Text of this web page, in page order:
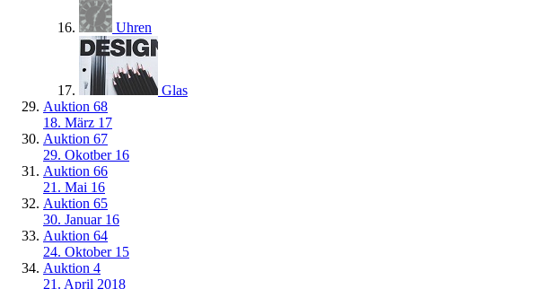
Uhren
Glas
Auktion 68
18. März 17
Auktion 67
29. Okotber 16
Auktion 66
21. Mai 16
Auktion 65
30. Januar 16
Auktion 64
24. Oktober 15
Auktion 4
21. April 2018